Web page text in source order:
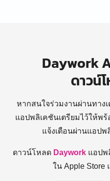
Daywork
ดาวน์
หากสนใจร่วมงานผ่านทาง
แอปพลิเคชันเตรียมไว้ให้พร้
แจ้งเตือนผ่านแอป
ดาวน์โหลด Daywork แอปพ
ใน Apple Store